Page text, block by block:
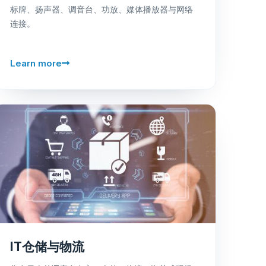
标牌、扬声器、调音台、功放、媒体播放器与网络
连接。
Learn more
IT仓储与物流